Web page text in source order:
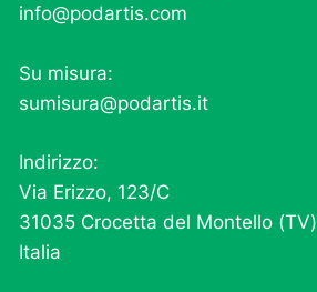
info@podartis.com
Su misura:
sumisura@podartis.it
Indirizzo:
Via Erizzo, 123/C
31035 Crocetta del Montello (TV)
Italia